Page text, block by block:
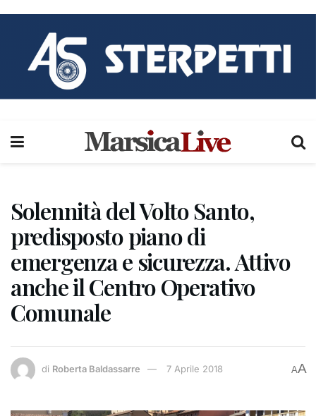
Solennità del Volto Santo,
predisposto piano di
emergenza e sicurezza. Attivo
anche il Centro Operativo
Comunale
di Roberta Baldassarre 7 Aprile 2018 AA